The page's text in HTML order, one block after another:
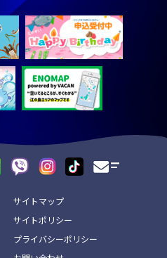
サイトマップ
サイトポリシー
プライバシーポリシー